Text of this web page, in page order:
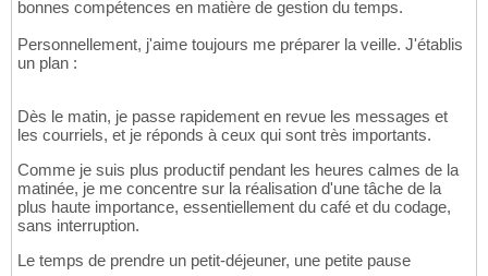
bonnes compétences en matière de gestion du temps.
Personnellement, j'aime toujours me préparer la veille. J'établis
un plan :
Dès le matin, je passe rapidement en revue les messages et
les courriels, et je réponds à ceux qui sont très importants.
Comme je suis plus productif pendant les heures calmes de la
matinée, je me concentre sur la réalisation d'une tâche de la
plus haute importance, essentiellement du café et du codage,
sans interruption.
Le temps de prendre un petit-déjeuner, une petite pause